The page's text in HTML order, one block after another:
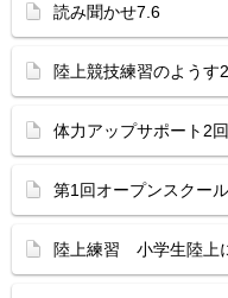
読み聞かせ7.6
陸上競技練習のようす2
体力アップサポート2
第1回オープンスクール
陸上練習 小学生陸上